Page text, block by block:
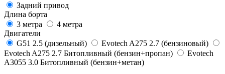
Задний привод
Длина борта
3 метра
4 метра
Двигатели
G51 2.5 (дизельный)
Evotech A275 2.7 (бензиновый)
Evotech A275 2.7 Битопливный (бензин+пропан)
Evotech
А3055 3.0 Битопливный (бензин+метан)